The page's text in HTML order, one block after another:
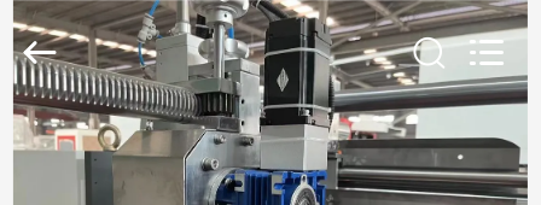
EVDE
Lishunyuan
Intelligent
Automation
Co.,
Ltd..
Rights
Reserved.